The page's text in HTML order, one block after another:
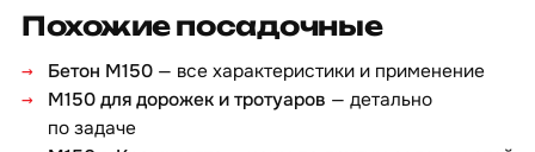
Похожие посадочные
Бетон М150 — все характеристики и применение
М150 для дорожек и тротуаров — детально
по задаче